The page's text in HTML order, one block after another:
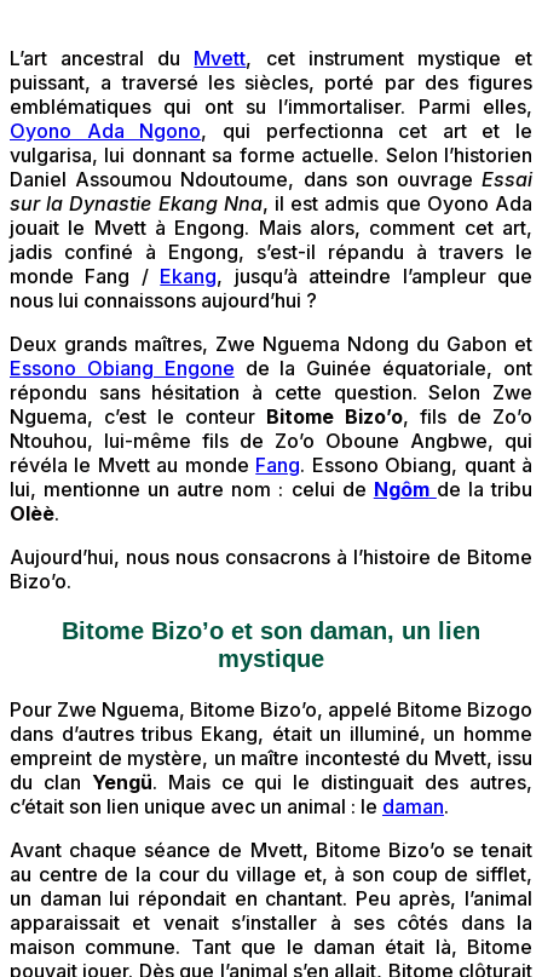
L’art ancestral du Mvett, cet instrument mystique et
puissant, a traversé les siècles, porté par des figures
emblématiques qui ont su l’immortaliser. Parmi elles,
Oyono Ada Ngono, qui perfectionna cet art et le
vulgarisa, lui donnant sa forme actuelle. Selon l’historien
Daniel Assoumou Ndoutoume, dans son ouvrage Essai
sur la Dynastie Ekang Nna, il est admis que Oyono Ada
jouait le Mvett à Engong. Mais alors, comment cet art,
jadis confiné à Engong, s’est-il répandu à travers le
monde Fang / Ekang, jusqu’à atteindre l’ampleur que
nous lui connaissons aujourd’hui ?
Deux grands maîtres, Zwe Nguema Ndong du Gabon et
Essono Obiang Engone de la Guinée équatoriale, ont
répondu sans hésitation à cette question. Selon Zwe
Nguema, c’est le conteur Bitome Bizo’o, fils de Zo’o
Ntouhou, lui-même fils de Zo’o Oboune Angbwe, qui
révéla le Mvett au monde Fang. Essono Obiang, quant à
lui, mentionne un autre nom : celui de Ngôm de la tribu
Olèè.
Aujourd’hui, nous nous consacrons à l’histoire de Bitome
Bizo’o.
Bitome Bizo’o et son daman, un lien
mystique
Pour Zwe Nguema, Bitome Bizo’o, appelé Bitome Bizogo
dans d’autres tribus Ekang, était un illuminé, un homme
empreint de mystère, un maître incontesté du Mvett, issu
du clan Yengü. Mais ce qui le distinguait des autres,
c’était son lien unique avec un animal : le daman.
Avant chaque séance de Mvett, Bitome Bizo’o se tenait
au centre de la cour du village et, à son coup de sifflet,
un daman lui répondait en chantant. Peu après, l’animal
apparaissait et venait s’installer à ses côtés dans la
maison commune. Tant que le daman était là, Bitome
pouvait jouer. Dès que l’animal s’en allait, Bitome clôturait